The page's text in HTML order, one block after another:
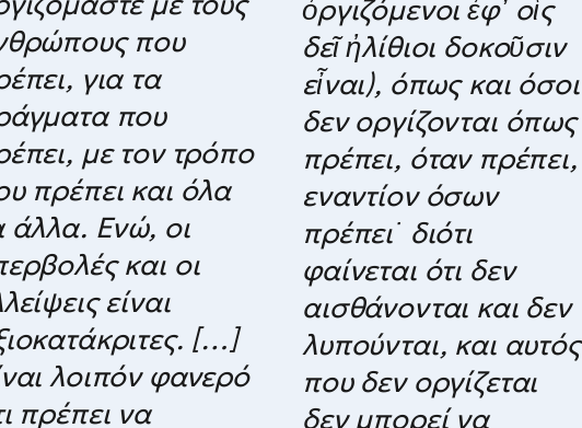
ὀργιζόμενοι ἐφ᾽ οἷς
δεῖ ἠλίθιοι δοκοῦσιν
εἶναι), όπως και όσοι
δεν οργίζονται όπως
πρέπει, όταν πρέπει,
εναντίον όσων
πρέπει˙ διότι
φαίνεται ότι δεν
αισθάνονται και δεν
λυπούνται, και αυτός
που δεν οργίζεται
δεν μπορεί να
που
για τα
που
με τον τρόπο
πρέπει και όλα
άλλα. Ενώ, οι
και οι
είναι
[…]
λοιπόν φανερό
πρέπει να